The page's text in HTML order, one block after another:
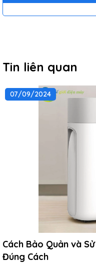
Tin liên quan
07/09/2024
Cách Bảo Quản và
Đúng Cách